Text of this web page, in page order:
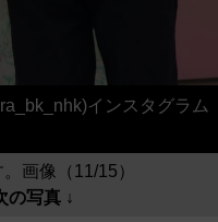
インスタグラム
画像（11/15）
の写真 ↓